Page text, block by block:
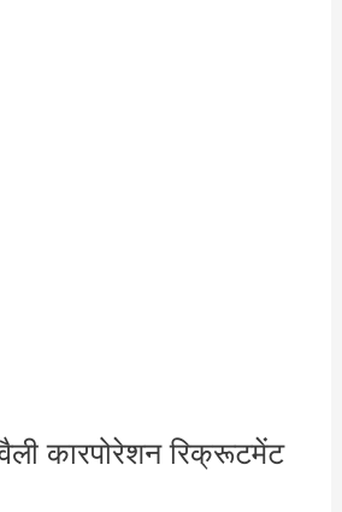
कारपोरेशन रिक्रूटमेंट